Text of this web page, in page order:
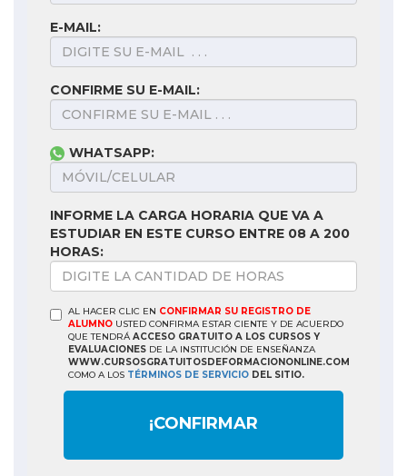
E-MAIL:
CONFIRME SU E-MAIL:
WHATSAPP:
INFORME LA CARGA HORARIA QUE VA A
ESTUDIAR EN ESTE CURSO ENTRE 08 A 200
HORAS:
AL HACER CLIC EN CONFIRMAR SU REGISTRO DE
ALUMNO USTED CONFIRMA ESTAR CIENTE Y DE ACUERDO
QUE TENDRÁ ACCESO GRATUITO A LOS CURSOS Y
EVALUACIONES DE LA INSTITUCIÓN DE ENSEÑANZA
WWW.CURSOSGRATUITOSDEFORMACIONONLINE.COM
COMO A LOS TÉRMINOS DE SERVICIO DEL SITIO.
¡CONFIRMAR